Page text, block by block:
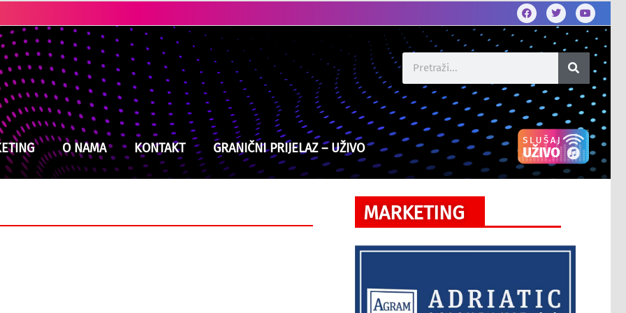
O NAMA KONTAKT GRANIČNI PRIJELAZ – UŽIVO
MARKETING